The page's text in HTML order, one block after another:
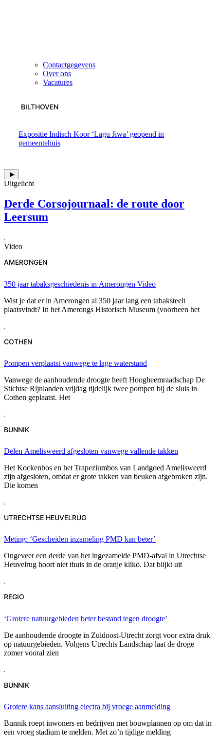
Contactgegevens
Over ons
Vacatures
BILTHOVEN
Expositie Indisch Koor ‘Lagu Jiwa’ geopend in
gemeentehuis
▶
Uitgelicht
Derde Corsojournaal: de route door
Leersum
Video
AMERONGEN
350 jaar tabaksgeschiedenis in Amerongen Video
Wist je dat er in Amerongen al 350 jaar lang een tabaksteelt
plaatsvindt? In het Amerongs Historisch Museum (voorheen het
COTHEN
Pompen verplaatst vanwege te lage waterstand
Vanwege de aanhoudende droogte heeft Hoogheemraadschap De
Stichtse Rijnlanden vrijdag tijdelijk twee pompen bij de sluis in
Cothen geplaatst. Het
BUNNIK
Delen Amelisweerd afgesloten vanwege vallende takken
Het Kockenbos en het Trapeziumbos van Landgoed Amelisweerd
zijn afgesloten, omdat er grote takken van beuken afgebroken zijn.
Die komen
UTRECHTSE HEUVELRUG
Meting: ‘Gescheiden inzameling PMD kan beter’
Ongeveer een derde van het ingezamelde PMD-afval in Utrechtse
Heuvelrug hoort niet thuis in de oranje kliko. Dat blijkt uit
REGIO
‘Grotere natuurgebieden beter bestand tegen droogte’
De aanhoudende droogte in Zuidoost-Utrecht zorgt voor extra druk
op natuurgebieden. Volgens Utrechts Landschap laat de droge
zomer vooral zien
BUNNIK
Grotere kans aansluiting electra bij vroege aanmelding
Bunnik roept inwoners en bedrijven met bouwplannen op om dat in
een vroeg stadium te melden. Met zo’n tijdige melding